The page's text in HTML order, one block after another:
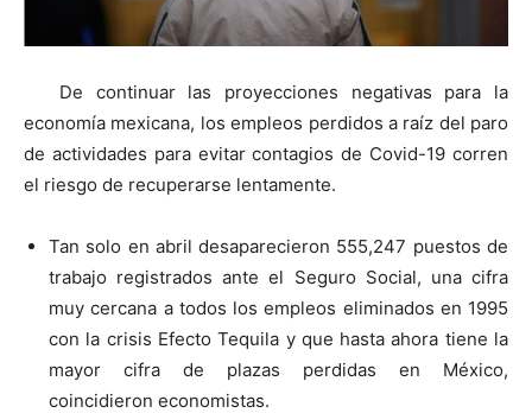
De continuar las proyecciones negativas para la
economía mexicana, los empleos perdidos a raíz del paro
de actividades para evitar contagios de Covid-19 corren
el riesgo de recuperarse lentamente.
Tan solo en abril desaparecieron 555,247 puestos de
trabajo registrados ante el Seguro Social, una cifra
muy cercana a todos los empleos eliminados en 1995
con la crisis Efecto Tequila y que hasta ahora tiene la
mayor cifra de plazas perdidas en México,
coincidieron economistas.